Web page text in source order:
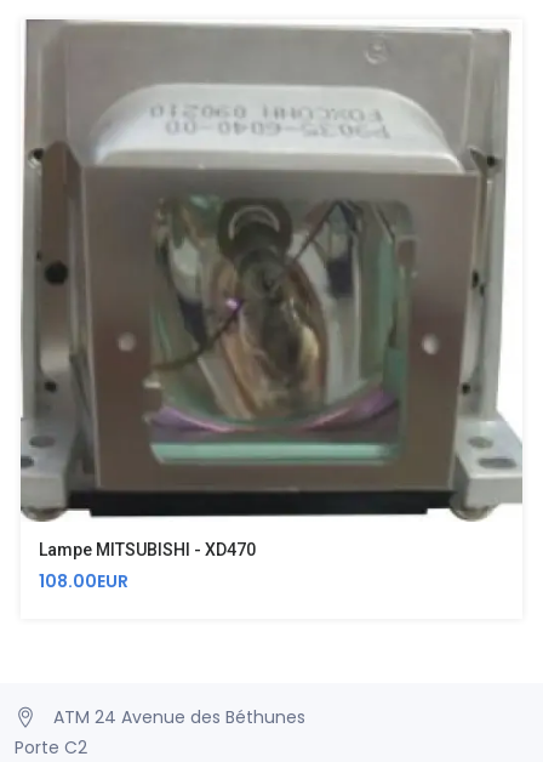
Lampe MITSUBISHI - XD470
108.00EUR
ATM 24 Avenue des Béthunes
Porte C2